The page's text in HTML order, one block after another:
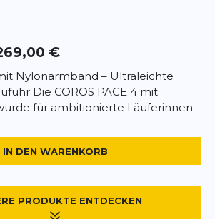
mit Recyclinganteil Fazit:
2 ist ein leichtgewichtiger
der durch seine Energie,
überzeugt. Perfekt für
möchten – vom schnellen
täglichen Dauerlauf.
€
Nylonarmband – Ultraleichte
Die COROS PACE 4 mit
für ambitionierte Läuferinnen
IN DEN WARENKORB
PRODUKTE ENTDECKEN